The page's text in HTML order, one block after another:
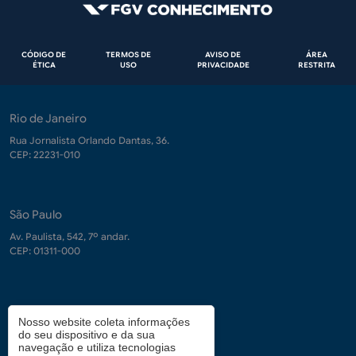
Rodapé
CÓDIGO DE
ÉTICA
TERMOS DE
USO
AVISO DE
PRIVACIDADE
ÁREA
RESTRITA
Rio de Janeiro
Rua Jornalista Orlando Dantas, 36.
CEP: 22231-010
São Paulo
Av. Paulista, 542, 7º andar.
CEP: 01311-000
Contrate-nos
demanda.conhecimento@fgv.br
+ 55 (21) 3799-6066
Nosso website coleta informações
do seu dispositivo e da sua
navegação e utiliza tecnologias